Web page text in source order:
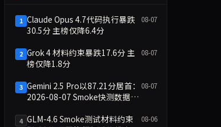
正式将"具身智能"作为下一代硬件战略支点，
1 Claude Opus 4.7代码执行暴跌
30.5分 主榜仅降6.4分
08-07
2 Grok 4 材料约束暴跌17.6分 主
榜仅降1.8分
08-07
3 Gemini 2.5 Pro以87.21分居首：
2026-08-07 Smoke快测数据简
08-07
4 GLM-4.6 Smoke测试材料约束
08-06